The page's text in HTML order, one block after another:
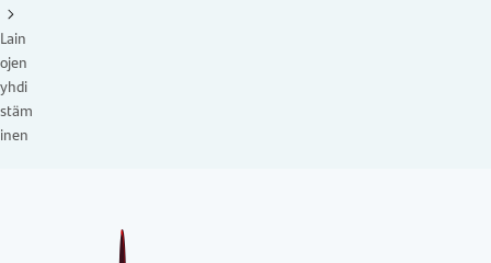
Lain
ojen
yhdi
stäm
inen